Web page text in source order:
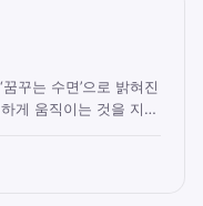
꾸는 수면’으로 밝혀진
게 움직이는 것을 지켜